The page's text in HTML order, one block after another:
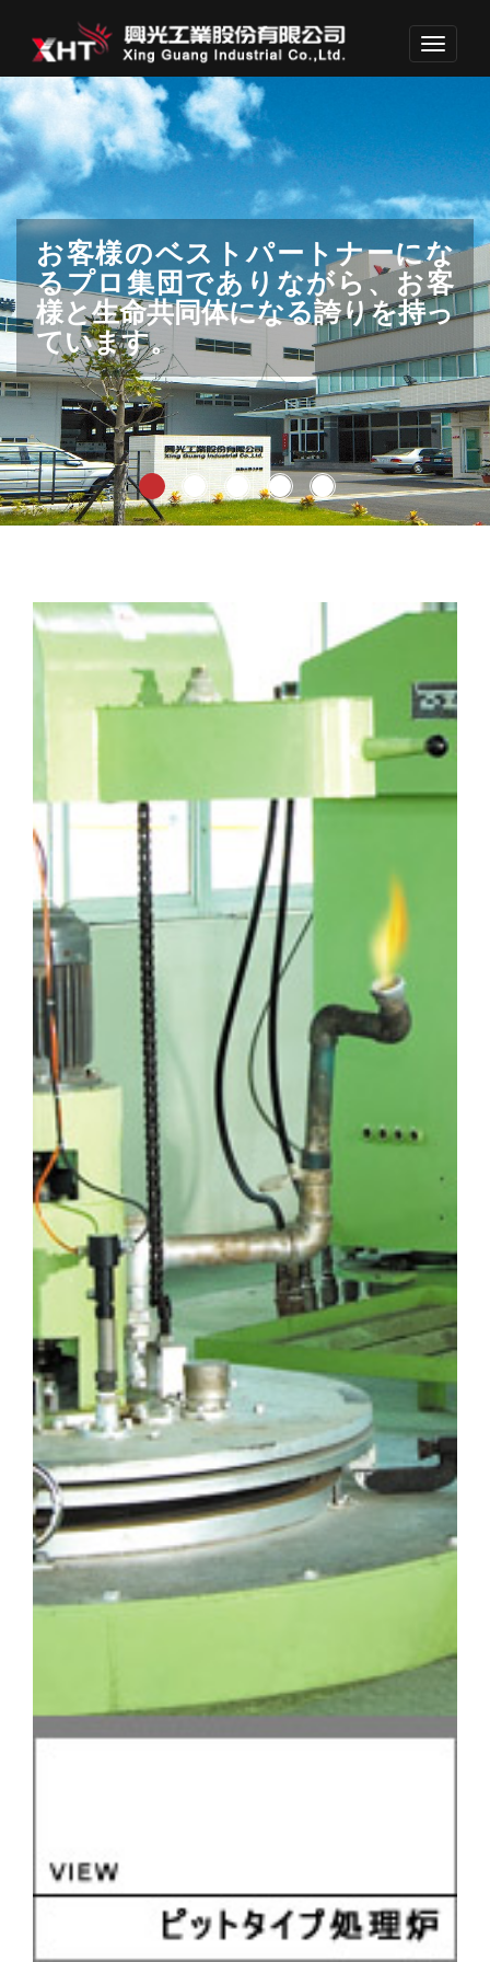
Toggle
お客様のベストパートナーにな
るプロ集団でありながら、お客
様と生命共同体になる誇りを持っ
ています。
我々のプロ集団が革新しつつ、業
界でリードするため、未来を投
資し続けています。
産業界へ貢献するため、アイデ
ア、ノーハウ、キャリアを集結
しています。
顧客満足を達成し、世界的品質レ
ベルを目指します。
次の世代のため、環境保護も考慮
しています。